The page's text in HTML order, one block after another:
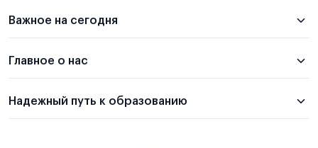
Важное на сегодня
Главное о нас
Надежный путь к образованию